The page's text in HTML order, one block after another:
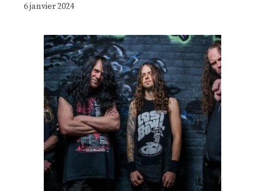
6 janvier 2024